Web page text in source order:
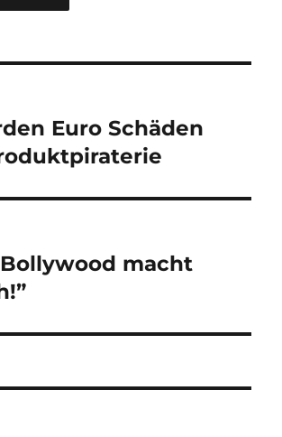
Euro Schäden
macht